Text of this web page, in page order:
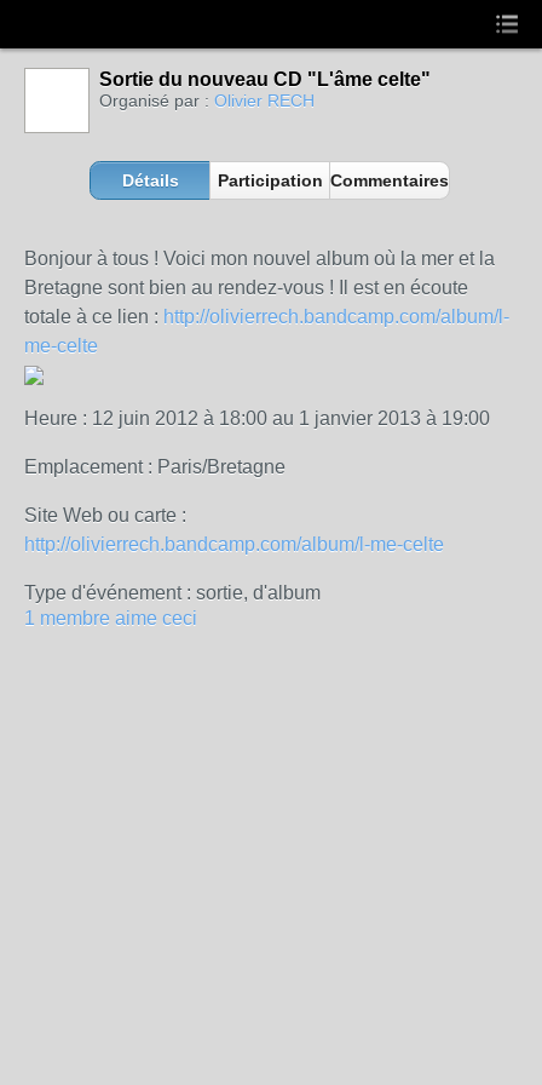
Sortie du nouveau CD "L'âme celte"
Organisé par : Olivier RECH
Détails Participation Commentaires
Bonjour à tous ! Voici mon nouvel album où la mer et la
Bretagne sont bien au rendez-vous ! Il est en écoute
totale à ce lien : http://olivierrech.bandcamp.com/album/l-
me-celte
Heure : 12 juin 2012 à 18:00 au 1 janvier 2013 à 19:00
Emplacement : Paris/Bretagne
Site Web ou carte :
http://olivierrech.bandcamp.com/album/l-me-celte
Type d'événement : sortie, d'album
1 membre aime ceci